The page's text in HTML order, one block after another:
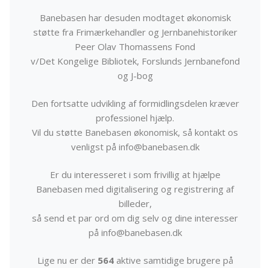
Banebasen har desuden modtaget økonomisk
støtte fra Frimærkehandler og Jernbanehistoriker
Peer Olav Thomassens Fond
v/Det Kongelige Bibliotek, Forslunds Jernbanefond
og J-bog
Den fortsatte udvikling af formidlingsdelen kræver
professionel hjælp.
Vil du støtte Banebasen økonomisk, så kontakt os
venligst på info@banebasen.dk
Er du interesseret i som frivillig at hjælpe
Banebasen med digitalisering og registrering af
billeder,
så send et par ord om dig selv og dine interesser
på info@banebasen.dk
Lige nu er der 564aktive samtidige brugere på